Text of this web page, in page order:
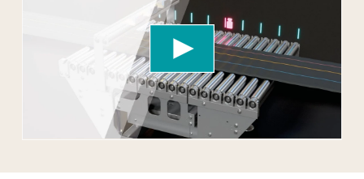
We use a third party service to embed video
content that may collect data about your activity.
Please review the details and accept the service
to watch this video.
More information